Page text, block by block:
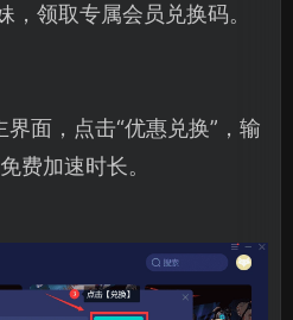
领取专属会员兑换码。
面，点击“优惠兑换”，输
费加速时长。